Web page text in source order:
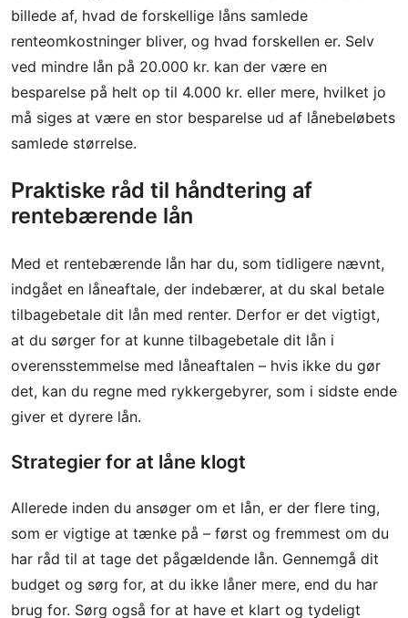
billede af, hvad de forskellige låns samlede
renteomkostninger bliver, og hvad forskellen er. Selv
ved mindre lån på 20.000 kr. kan der være en
besparelse på helt op til 4.000 kr. eller mere, hvilket jo
må siges at være en stor besparelse ud af lånebeløbets
samlede størrelse.
Praktiske råd til håndtering af
rentebærende lån
Med et rentebærende lån har du, som tidligere nævnt,
indgået en låneaftale, der indebærer, at du skal betale
tilbagebetale dit lån med renter. Derfor er det vigtigt,
at du sørger for at kunne tilbagebetale dit lån i
overensstemmelse med låneaftalen – hvis ikke du gør
det, kan du regne med rykkergebyrer, som i sidste ende
giver et dyrere lån.
Strategier for at låne klogt
Allerede inden du ansøger om et lån, er der flere ting,
som er vigtige at tænke på – først og fremmest om du
har råd til at tage det pågældende lån. Gennemgå dit
budget og sørg for, at du ikke låner mere, end du har
brug for. Sørg også for at have et klart og tydeligt